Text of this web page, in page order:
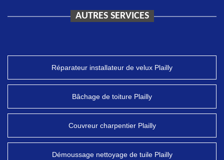
AUTRES SERVICES
Réparateur installateur de velux Plailly
Bâchage de toiture Plailly
Couvreur charpentier Plailly
Démoussage nettoyage de tuile Plailly